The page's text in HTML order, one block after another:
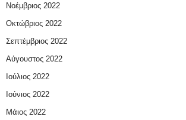
Νοέμβριος 2022
Οκτώβριος 2022
Σεπτέμβριος 2022
Αύγουστος 2022
Ιούλιος 2022
Ιούνιος 2022
Μάιος 2022